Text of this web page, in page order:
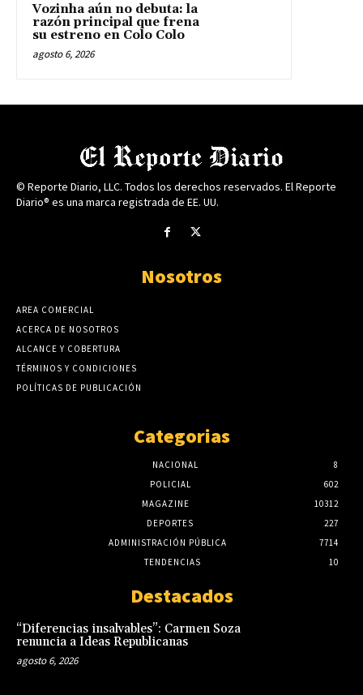
Vozinha aún no debuta: la
razón principal que frena
su estreno en Colo Colo
agosto 6, 2026
© Reporte Diario, LLC. Todos los derechos reservados. El Reporte
Diario® es una marca registrada de EE. UU.
Nosotros
AREA COMERCIAL
ACERCA DE NOSOTROS
ALCANCE Y COBERTURA
TÉRMINOS Y CONDICIONES
POLÍTICAS DE PUBLICACIÓN
Categorias
NACIONAL
8
POLICIAL
602
MAGAZINE
10312
DEPORTES
227
ADMINISTRACIÓN PÚBLICA
7714
TENDENCIAS
10
Destacados
“Diferencias insalvables”: Carmen Soza
renuncia a Ideas Republicanas
agosto 6, 2026